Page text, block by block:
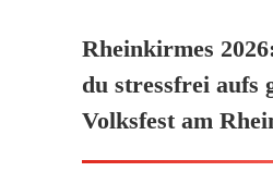
Rheinkirmes
du stressfrei aufs
Volksfest am